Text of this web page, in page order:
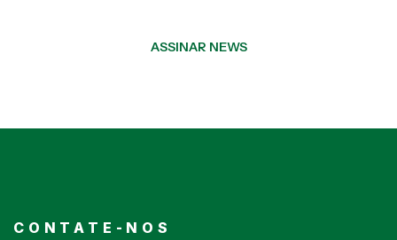
ASSINAR NEWS
CONTATE-NOS